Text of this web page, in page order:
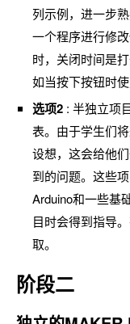
列示例，进一步
一个程序进行修
时，关闭时间是
如当按下按钮时使
选项2 : 半独立项
表。由于学生们
设想，这会给他
到的问题。这些
Arduino和一些基
目时会得到指导
取。
阶段二